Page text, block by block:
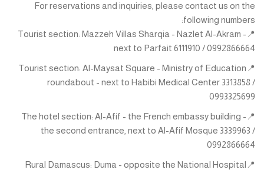
For reservations and inquiries, please contact us on the
following numbers:
📍Tourist section: Mazzeh Villas Sharqia - Nazlet Al-Akram -
next to Parfait 6111910 / 0992866664
📍Tourist section: Al-Maysat Square - Ministry of Education
roundabout - next to Habibi Medical Center 3313858 /
0993325699
📍The hotel section: Al-Afif - the French embassy building -
the second entrance, next to Al-Afif Mosque 3339963 /
0992866664
📍Rural Damascus: Duma - opposite the National Hospital